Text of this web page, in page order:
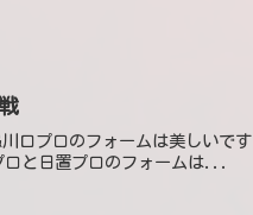
口プロのフォームは美しいです
と日置プロのフォームは...